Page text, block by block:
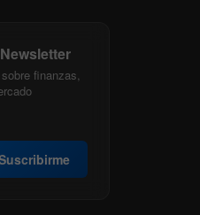
finanzas,